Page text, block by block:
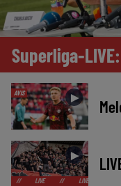
Superliga-
AVIS ►
►
// LIVE LIVE